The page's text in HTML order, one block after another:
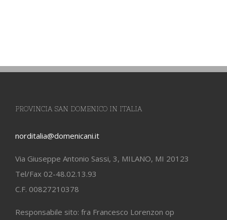
PROVINCIA SAN DOMENICO IN ITALIA
norditalia@domenicani.it
Via Giuseppe Antonio Sassi, 3, MILANO, MI 20123
Tel/Fax 02-48.02.13.93
C.F. 00827210378
Responsabile sito: fra Francesco Lorenzon op